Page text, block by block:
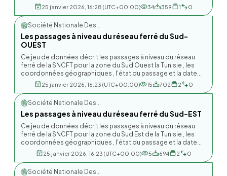
25 janvier 2026, 16:28 (UTC+00:00) 34 359 1 0
Société Nationale Des...
Les passages à niveau du réseau ferré du Sud-
OUEST
Ce jeu de données décrit les passages à niveau du réseau
ferré de la SNCFT pour la zone du Sud Ouest la Tunisie , les
coordonnées géographiques , l'état du passage et la date...
25 janvier 2026, 16:23 (UTC+00:00) 15 702 2 0
Société Nationale Des...
Les passages à niveau du réseau ferré du Sud-EST
Ce jeu de données décrit les passages à niveau du réseau
ferré de la SNCFT pour la zone du Sud Est de la Tunisie , les
coordonnées géographiques , l'état du passage et la date...
25 janvier 2026, 16:23 (UTC+00:00) 5 694 2 0
Société Nationale Des...